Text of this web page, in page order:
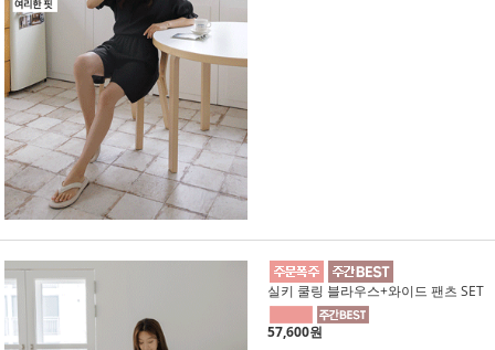
실키 쿨링 블라우스+와이드 팬츠 SET
57,600원